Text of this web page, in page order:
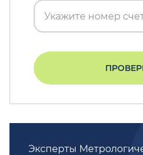
Эксперты